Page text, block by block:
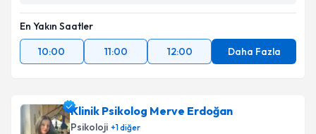
En Yakın Saatler
10:00
11:00 12:00 Daha Fazla
Klinik Psikolog Merve Erdoğan
Psikoloji +1diğer